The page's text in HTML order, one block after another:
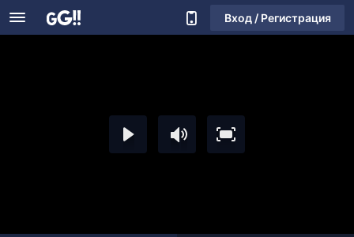
Вход / Регистрация